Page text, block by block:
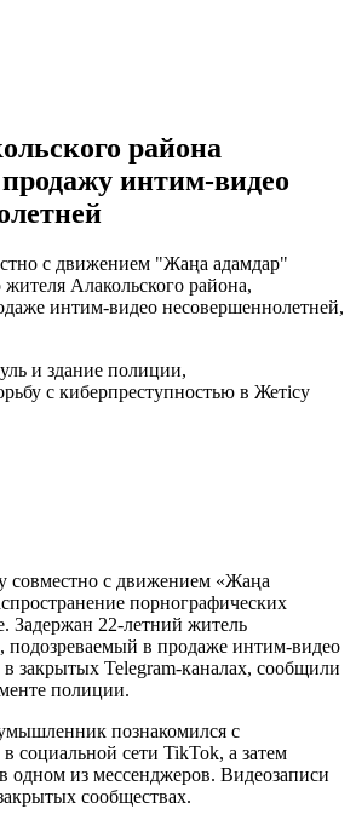
района
интим-видео
с движением "Жаңа адамдар"
жителя Алакольского района,
интим-видео несовершеннолетней,
совместно с движением «Жаңа
порнографических
Задержан 22-летний житель
подозреваемый в продаже интим-видео
закрытых Telegram-каналах, сообщили
полиции.
познакомился с
социальной сети TikTok, а затем
одном из мессенджеров. Видеозаписи
сообществах.